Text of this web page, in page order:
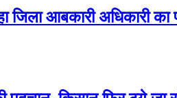
जिला आबकारी अधिकारी